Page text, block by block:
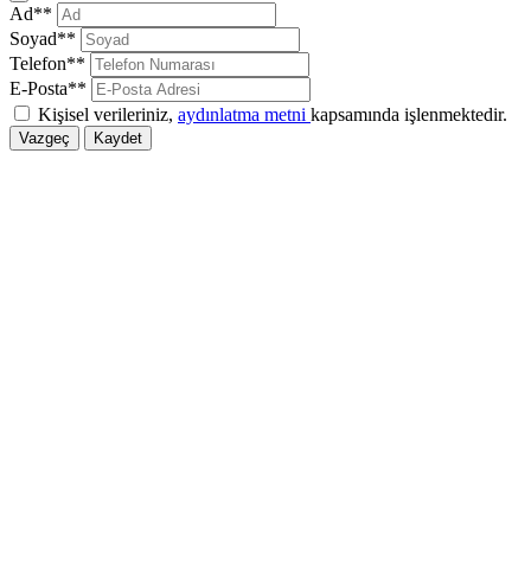
Kapat
Ad**
Soyad**
Telefon**
E-Posta**
Kişisel verileriniz, aydınlatma metni kapsamında işlenmektedir.
Vazgeç Kaydet